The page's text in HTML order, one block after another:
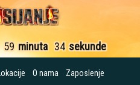
59 minuta 34 sekunde
Lokacije O nama Zaposlenje